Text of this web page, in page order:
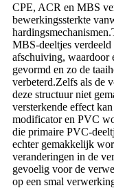
CPE, ACR en MBS
bewerkingssterkte
MBS-deeltjes
afschuiving, waardoor
gevormd en zo de
verbeterd.Zelfs als de
deze structuur niet
versterkende effect
modificator en PVC
die primaire PVC-
echter gemakkelijk
veranderingen in de
gevoelig voor de
op een smal